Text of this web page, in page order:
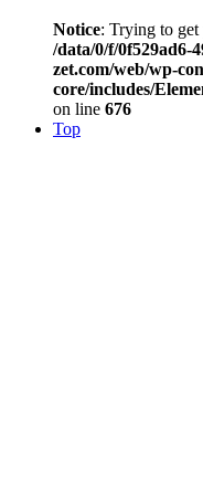
Notice: Trying to
/data/0/f/0f529ad6-
zet.com/web/wp-
core/includes/
on line 676
Top